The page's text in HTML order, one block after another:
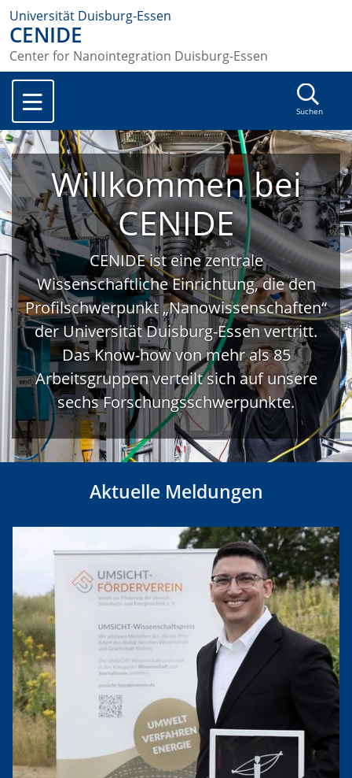
Universität Duisburg-Essen
CENIDE
Center for Nanointegration Duisburg-Essen
Suchen
Willkommen bei
CENIDE
CENIDE ist eine zentrale
Wissenschaftliche Einrichtung, die den
Profilschwerpunkt „Nanowissenschaften“
der Universität Duisburg-Essen vertritt.
Das Know-how von mehr als 85
Arbeitsgruppen verteilt sich auf unsere
sechs Forschungsschwerpunkte.
Aktuelle Meldungen